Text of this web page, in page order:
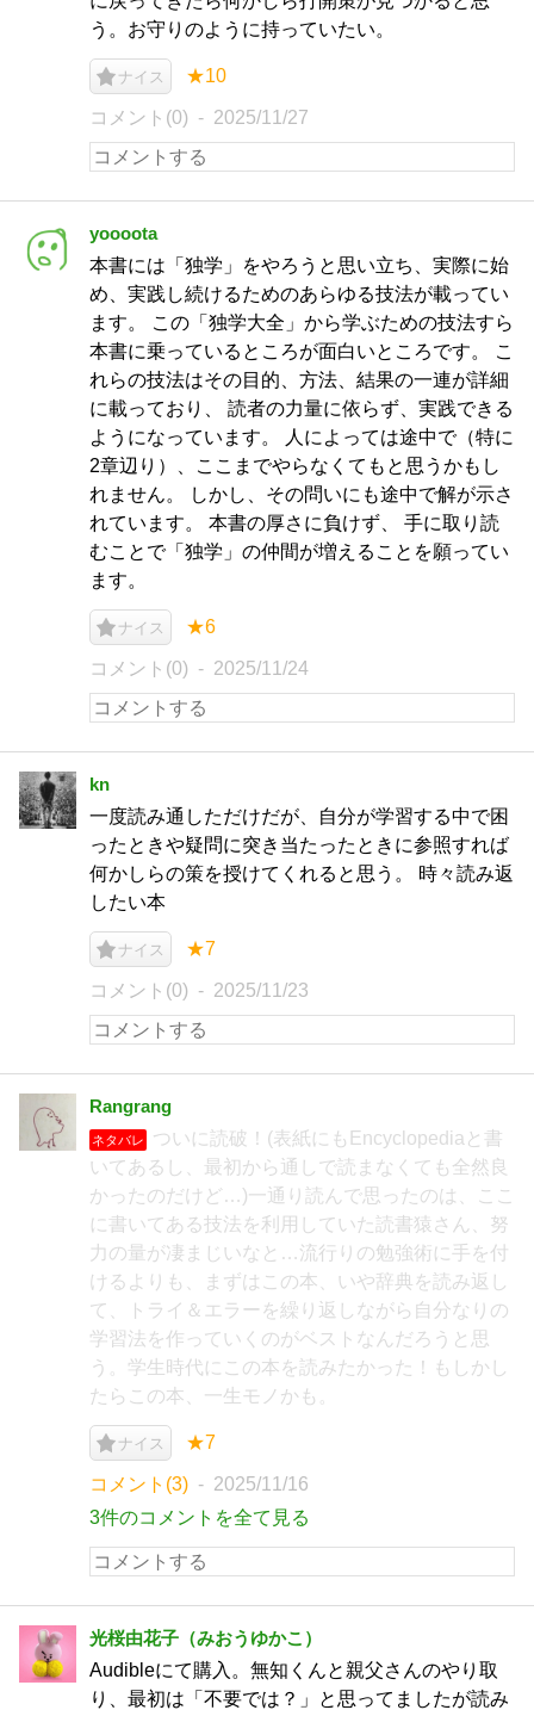
う。お守りのように持っていたい。
ナイス ★10
コメント(0) 2025/11/27
yoooota
本書には「独学」をやろうと思い立ち、実際に始
め、実践し続けるためのあらゆる技法が載ってい
ます。 この「独学大全」から学ぶための技法すら
本書に乗っているところが面白いところです。 こ
れらの技法はその目的、方法、結果の一連が詳細
に載っており、 読者の力量に依らず、実践できる
ようになっています。 人によっては途中で（特に
2章辺り）、ここまでやらなくてもと思うかもし
れません。 しかし、その問いにも途中で解が示さ
れています。 本書の厚さに負けず、 手に取り読
むことで「独学」の仲間が増えることを願ってい
ます。
ナイス ★6
コメント(0) 2025/11/24
kn
一度読み通しただけだが、自分が学習する中で困
ったときや疑問に突き当たったときに参照すれば
何かしらの策を授けてくれると思う。 時々読み返
したい本
ナイス ★7
コメント(0) 2025/11/23
Rangrang
ネタバレ
ついに読破！(表紙にもEncyclopediaと書
いてあるし、最初から通しで読まなくても全然良
かったのだけど…)一通り読んで思ったのは、ここ
に書いてある技法を利用していた読書猿さん、努
力の量が凄まじいなと…流行りの勉強術に手を付
けるよりも、まずはこの本、いや辞典を読み返し
て、トライ＆エラーを繰り返しながら自分なりの
学習法を作っていくのがベストなんだろうと思
う。学生時代にこの本を読みたかった！もしかし
たらこの本、一生モノかも。
ナイス ★7
コメント(3)
2025/11/16
3件のコメントを全て見る
光桜由花子（みおうゆかこ）
Audibleにて購入。無知くんと親父さんのやり取
り、最初は「不要では？」と思ってましたが読み